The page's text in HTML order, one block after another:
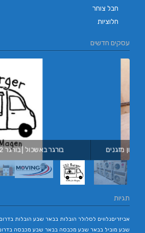
חבל צוחר
חלוציות
עסקים חדשים
בורגר באשכול | בורגר 232 | Burger 232 | בורגר בר
תגיות
אביזריםנלווים לסלולר הובלות בבאר שבע הובלות בדרום
שבע מוביל בבאר שבע מכבסה בבאר שבע מכבסה בדרום